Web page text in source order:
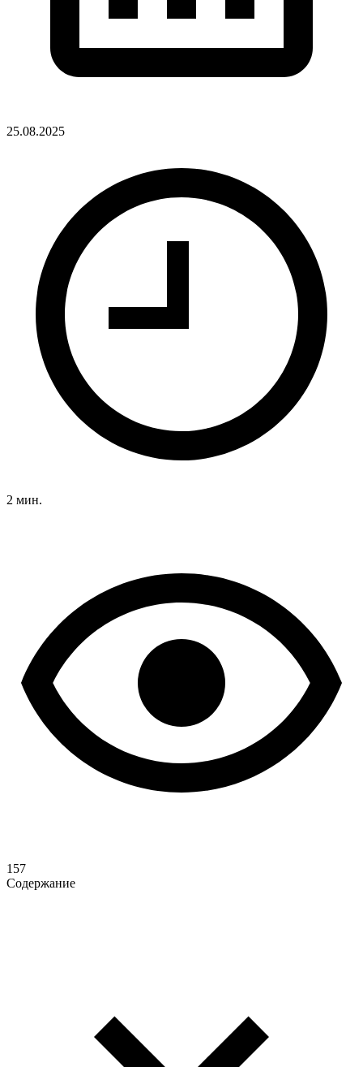
25.08.2025
2 мин.
157
Содержание